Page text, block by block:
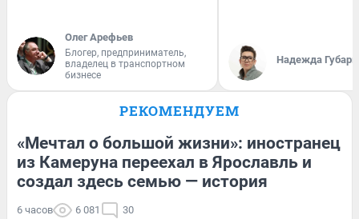
Олег Арефьев
Блогер, предприниматель,
владелец в транспортном
бизнесе
Надежда Губарь
РЕКОМЕНДУЕМ
«Мечтал о большой жизни»: иностранец
из Камеруна переехал в Ярославль и
создал здесь семью — история
6 часов 6 081 30